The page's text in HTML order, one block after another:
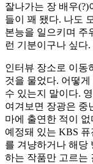
잘나가는 장 배우
들이 꽤 됐다. 나도
본능을 일으키며 주
런 기분이구나 싶다.
인터뷰 장소로 이동
것을 물었다. 어떻
수 있는지 말이다.
여겨보면 장광은 중
마에 출연한 적이 없
예정돼 있는 KBS
를 겨냥하거나 해당
하는 작품만 고르는